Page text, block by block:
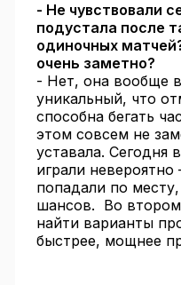
- Не чувствовали
подустала после
одиночных
очень заметно?
- Нет, она вообще
уникальный, что
способна бегать
этом совсем не
уставала. Сегодня
играли невероятно
попадали по
шансов. Во втором
найти варианты
быстрее, мощнее